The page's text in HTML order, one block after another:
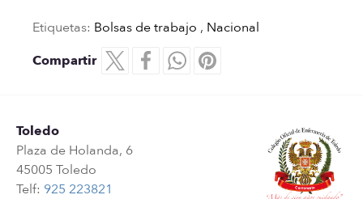
Etiquetas: Bolsas de trabajo , Nacional
Compartir
Toledo
Plaza de Holanda, 6
45005 Toledo
Telf: 925 223821